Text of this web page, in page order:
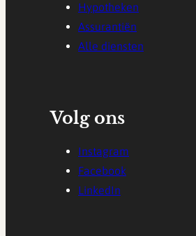
Hypotheken
Assurantiën
Alle diensten
Volg ons
Instagram
Facebook
LinkedIn